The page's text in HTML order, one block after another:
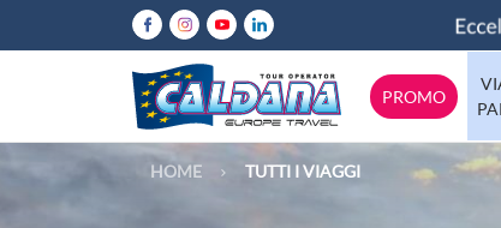
PROMO
HOME TUTTI I VIAGGI